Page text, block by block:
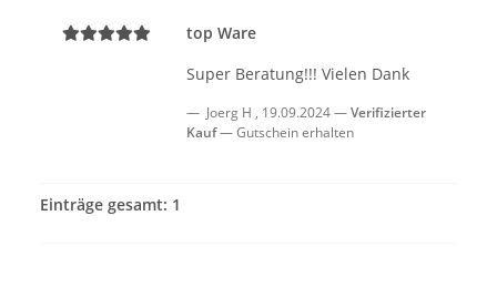
top Ware
Super Beratung!!! Vielen Dank
Joerg H , 19.09.2024
Verifizierter
Kauf
Gutschein erhalten
Einträge gesamt: 1